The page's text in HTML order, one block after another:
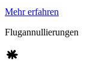
Mehr erfahren
Flugannullierungen